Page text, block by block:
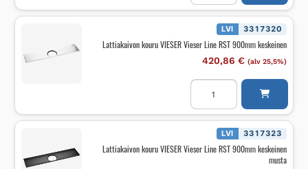
Vieser
Line
900mm
epäkeskeinen
määrä
LVI 3317320
Lattiakaivon kouru VIESER Vieser Line RST 900mm keskeinen
420,86 € (alv 25,5%)
Lattiakaivon
kouru
Vieser
Line
900mm
keskeinen
LVI 3317323
Lattiakaivon kouru VIESER Vieser Line RST 900mm keskeinen
musta